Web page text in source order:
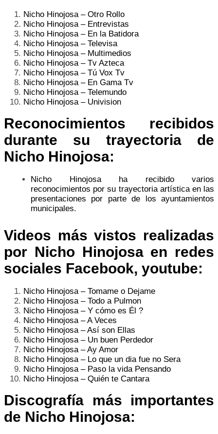
Nicho Hinojosa – Otro Rollo
Nicho Hinojosa – Entrevistas
Nicho Hinojosa – En la Batidora
Nicho Hinojosa – Televisa
Nicho Hinojosa – Multimedios
Nicho Hinojosa – Tv Azteca
Nicho Hinojosa – Tú Vox Tv
Nicho Hinojosa – En Gama Tv
Nicho Hinojosa – Telemundo
Nicho Hinojosa – Univision
Reconocimientos recibidos
durante su trayectoria de
Nicho Hinojosa:
Nicho Hinojosa ha recibido varios
reconocimientos por su trayectoria artística en las
presentaciones por parte de los ayuntamientos
municipales.
Videos más vistos realizadas
por Nicho Hinojosa en redes
sociales Facebook, youtube:
Nicho Hinojosa – Tomame o Dejame
Nicho Hinojosa – Todo a Pulmon
Nicho Hinojosa – Y cómo es Él ?
Nicho Hinojosa – A Veces
Nicho Hinojosa – Así son Ellas
Nicho Hinojosa – Un buen Perdedor
Nicho Hinojosa – Ay Amor
Nicho Hinojosa – Lo que un dia fue no Sera
Nicho Hinojosa – Paso la vida Pensando
Nicho Hinojosa – Quién te Cantara
Discografía más importantes
de Nicho Hinojosa: